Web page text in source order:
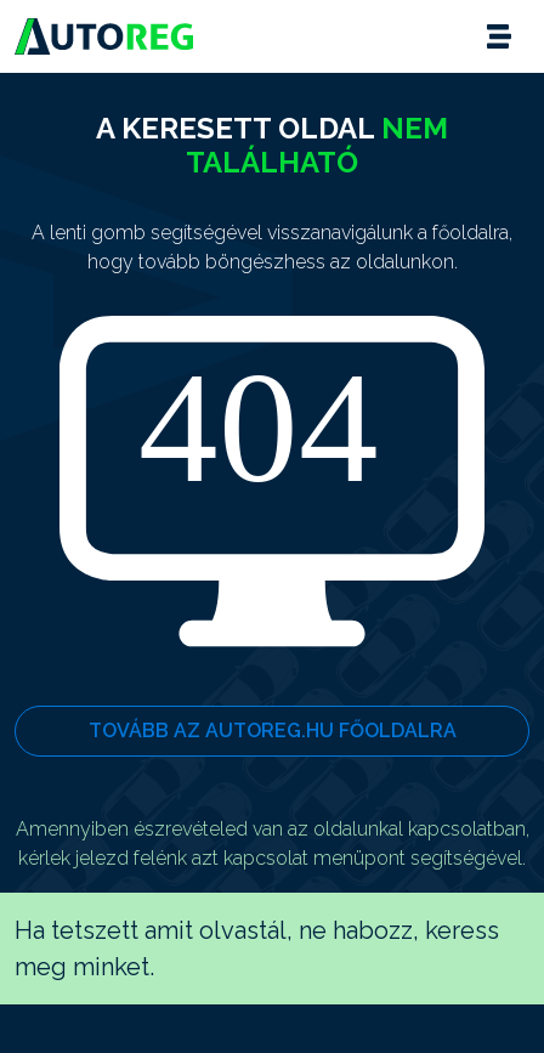
A KERESETT OLDAL NEM
TALÁLHATÓ
A lenti gomb segítségével visszanavigálunk a főoldalra,
hogy tovább böngészhess az oldalunkon.
TOVÁBB AZ AUTOREG.HU FŐOLDALRA
Amennyiben észrevételed van az oldalunkal kapcsolatban,
kérlek jelezd felénk azt kapcsolat menüpont segítségével.
Ha tetszett amit olvastál, ne habozz, keress
meg minket.